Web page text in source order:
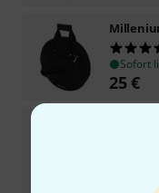
Sofort
25€
Sofort